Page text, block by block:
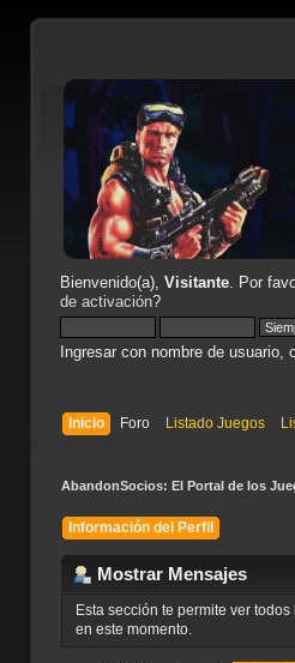
Bienvenido(a), Visitante. Por
de activación?
Ingresar con nombre de
Inicio Foro Listado Juegos
AbandonSocios: El Portal de los
Información del Perfil
Mostrar Mensajes
Esta sección te permite ver
en este momento.